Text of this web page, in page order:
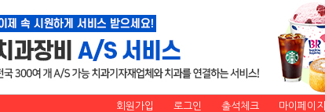
회원가입 로그인 출석체크 마이페이지